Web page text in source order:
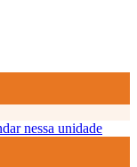
nessa unidade